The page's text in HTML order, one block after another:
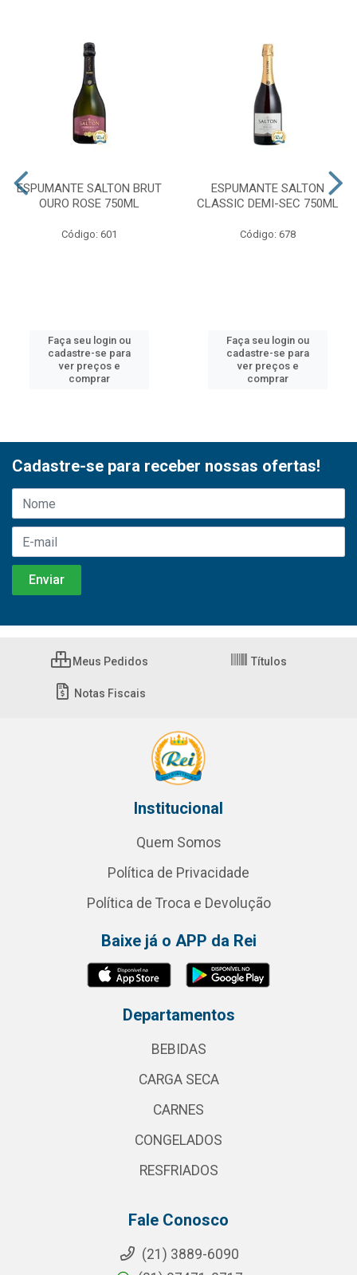
ESPUMANTE SALTON BRUT
OURO ROSE 750ML
Código: 601
Faça seu login ou
cadastre-se para
ver preços e
comprar
ESPUMANTE SALTON
CLASSIC DEMI-SEC 750ML
Código: 678
Faça seu login ou
cadastre-se para
ver preços e
comprar
Cadastre-se para receber nossas ofertas!
Meus Pedidos Títulos
Notas Fiscais
Institucional
Quem Somos
Política de Privacidade
Política de Troca e Devolução
Baixe já o APP da Rei
Departamentos
BEBIDAS
CARGA SECA
CARNES
CONGELADOS
RESFRIADOS
Fale Conosco
(21) 3889-6090